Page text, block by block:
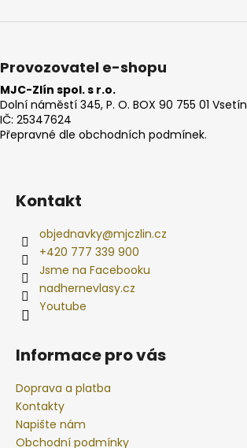
Provozovatel e-shopu
MJC-Zlín spol. s r.o.
Dolní náměstí 345, P. O. BOX 90 755 01 Vsetín
IČ: 25347624
Přepravné dle obchodních podmínek.
Kontakt
objednavky@mjczlin.cz
+420 777 339 900
Jsme na Facebooku
nadhernevlasy.cz
Youtube
Informace pro vás
Doprava a platba
Kontakty
Napište nám
Obchodní podmínky